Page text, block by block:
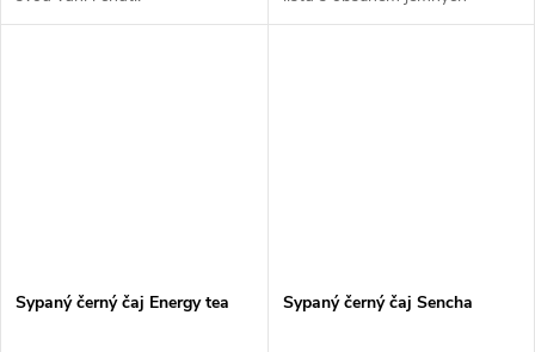
poupat, což mu dodává jemně
Sypaný černý čaj Energy tea Sypaný černý čaj Sencha